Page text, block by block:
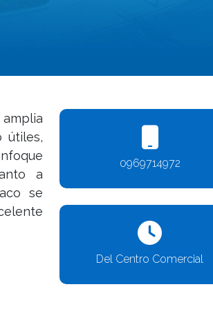
útiles,
a
se
0969714972
Del Centro Comercial